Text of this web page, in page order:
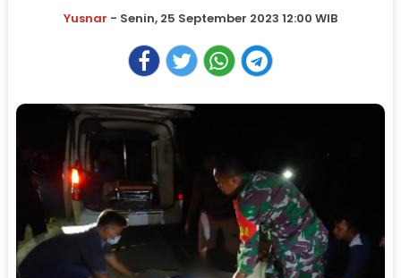
Yusnar - Senin, 25 September 2023 12:00 WIB